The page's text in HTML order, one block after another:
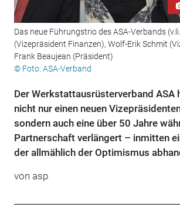
Das neue Führungstrio des ASA-Verbands
(Vizepräsident Finanzen), Wolf-Erik Schmit
Frank Beaujean (Präsident)
© Foto: ASA-Verband
Der Werkstattausrüsterverband ASA
nicht nur einen neuen
sondern auch eine über 50 Jahre
Partnerschaft verlängert – inmitten
der allmählich der Optimismus
von asp